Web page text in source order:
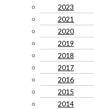
2023
2021
2020
2019
2018
2017
2016
2015
2014